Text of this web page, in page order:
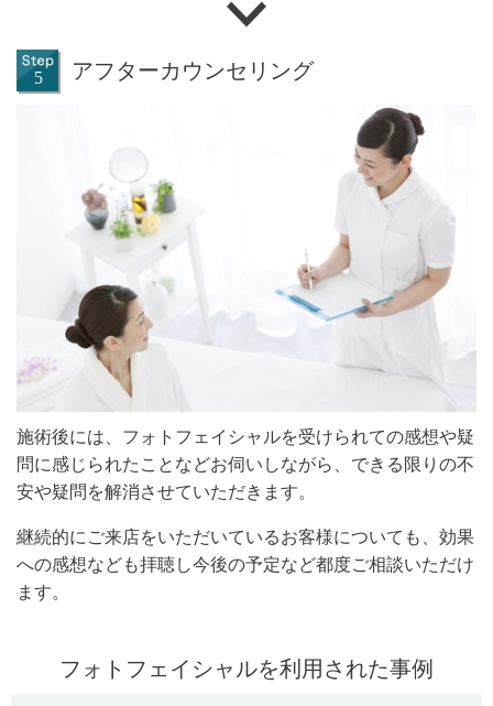
アフターカウンセリング
施術後には、フォトフェイシャルを受けられての感想や疑
問に感じられたことなどお伺いしながら、できる限りの不
安や疑問を解消させていただきます。
継続的にご来店をいただいているお客様についても、効果
への感想なども拝聴し今後の予定など都度ご相談いただけ
ます。
フォトフェイシャルを利用された事例